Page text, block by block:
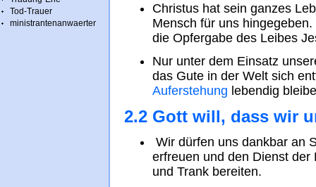
Tod-Trauer
ministrantenanwaerter
Christus hat sein ganzes
Mensch für uns
die Opfergabe des Leibes
Nur unter dem Einsatz
das Gute in der Welt sich
Auferstehung lebendig
2.2 Gott will, dass wir
Wir dürfen uns dankbar an
erfreuen und den Dienst
und Trank bereiten.